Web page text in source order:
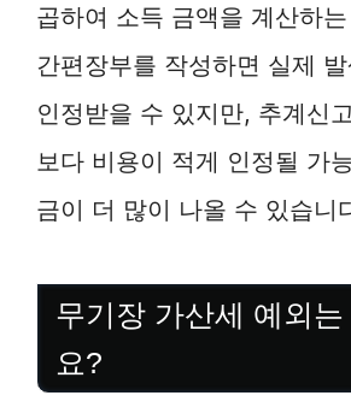
곱하여 소득 금액을 계산하
간편장부를 작성하면 실제
인정받을 수 있지만, 추계신
보다 비용이 적게 인정될 가
금이 더 많이 나올 수 있습니
무기장 가산세 예외
요?